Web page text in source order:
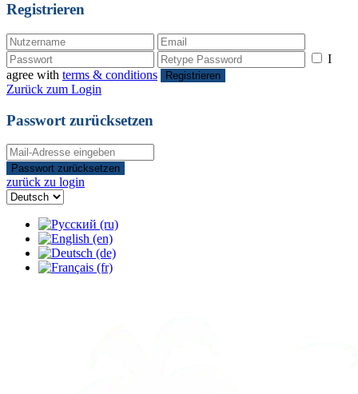
Registrieren
I
agree with terms & conditions Registrieren
Zurück zum Login
Passwort zurücksetzen
Passwort zurücksetzen
zurück zu login